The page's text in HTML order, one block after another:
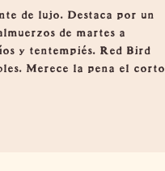
de lujo. Destaca por un
de martes a
y tentempiés. Red Bird
Merece la pena el corto